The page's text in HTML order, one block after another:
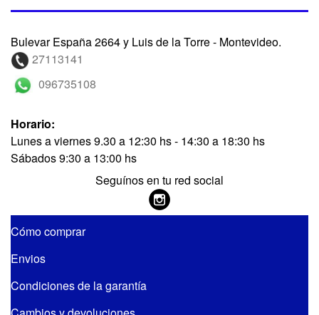
Bulevar España 2664 y Luis de la Torre - Montevideo.
27113141
096735108
Horario:
Lunes a viernes 9.30 a 12:30 hs - 14:30 a 18:30 hs
Sábados 9:30 a 13:00 hs
Seguínos en tu red social
Cómo comprar
Envios
Condiciones de la garantía